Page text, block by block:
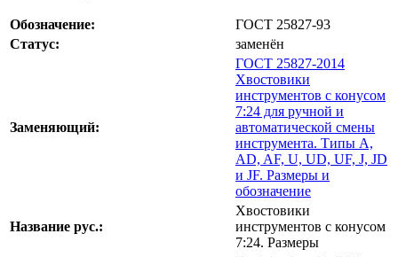
Обозначение:
ГОСТ 25827-93
Статус:
заменён
Заменяющий:
ГОСТ 25827-2014
Хвостовики
инструментов с конусом
7:24 для ручной и
автоматической смены
инструмента. Типы A,
AD, AF, U, UD, UF, J, JD
и JF. Размеры и
обозначение
Название рус.:
Хвостовики
инструментов с конусом
7:24. Размеры